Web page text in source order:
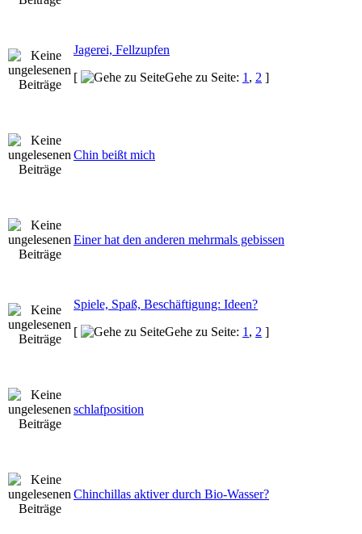
Jagerei, Fellzupfen
[
Gehe zu Seite: 1 , 2 ]
Chin beißt mich
Einer hat den anderen mehrmals gebissen
Spiele, Spaß, Beschäftigung: Ideen?
[
Gehe zu Seite: 1 , 2 ]
schlafposition
Chinchillas aktiver durch Bio-Wasser?